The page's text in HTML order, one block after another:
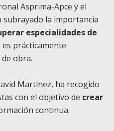
Asprima-Apce y el
subrayado la importancia
especialidades de
es prácticamente
obra.
Martinez, ha recogido
con el objetivo de crear
continua.